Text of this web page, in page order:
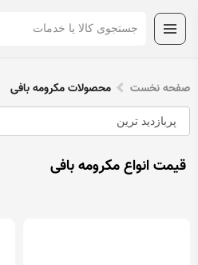
صفحه نخست محصولات مکرومه بافی
قیمت انواع مکرومه بافی